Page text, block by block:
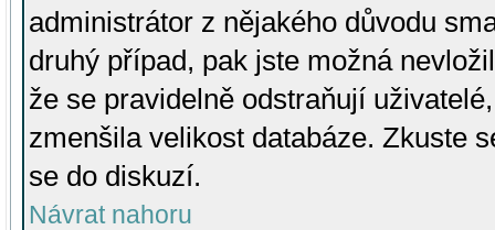
administrátor z nějakého důvodu
druhý případ, pak jste možná
že se pravidelně odstraňují
zmenšila velikost databáze. Zkuste
se do diskuzí.
Návrat nahoru